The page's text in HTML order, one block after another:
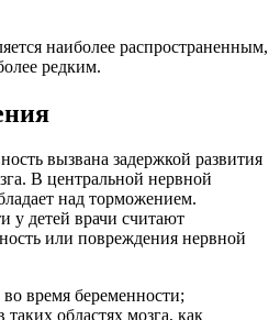
наиболее распространенным,
редким.
вызвана задержкой развития
В центральной нервной
над торможением.
у детей врачи считают
или повреждения нервной
время беременности;
таких областях мозга, как